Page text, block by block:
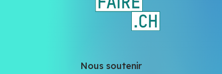
Nous soutenir